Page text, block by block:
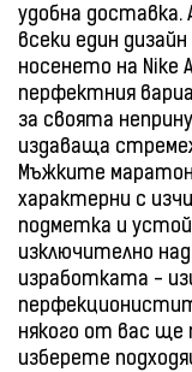
удобна доставка.
всеки един
носенето на Nike
перфектния
за своята
издаваща
Мъжките
характерни с
подметка и
изключително
изработката -
някого от вас ще
изберете